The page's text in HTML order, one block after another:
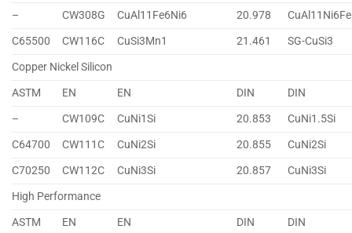
–
CW308G CuAl11Fe6Ni6 20.978
C65500
CW116C CuSi3Mn1 21.461
SG-CuSi3
Copper Nickel Silicon
ASTM
EN EN DIN
DIN
–
CW109C CuNi1Si 20.853
CuNi1.5Si
C64700
CW111C CuNi2Si 20.855
CuNi2Si
C70250
CW112C CuNi3Si 20.857
CuNi3Si
High Performance
ASTM
EN EN DIN DIN